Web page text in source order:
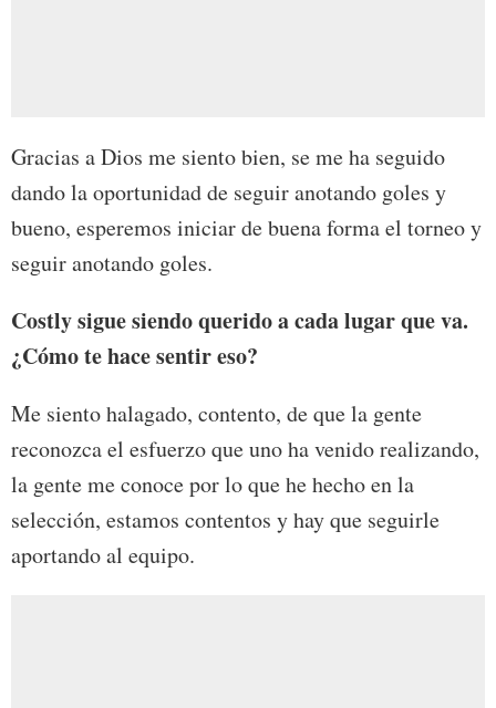
Gracias a Dios me siento bien, se me ha seguido
dando la oportunidad de seguir anotando goles y
bueno, esperemos iniciar de buena forma el torneo y
seguir anotando goles.
Costly sigue siendo querido a cada lugar que va.
¿Cómo te hace sentir eso?
Me siento halagado, contento, de que la gente
reconozca el esfuerzo que uno ha venido realizando,
la gente me conoce por lo que he hecho en la
selección, estamos contentos y hay que seguirle
aportando al equipo.